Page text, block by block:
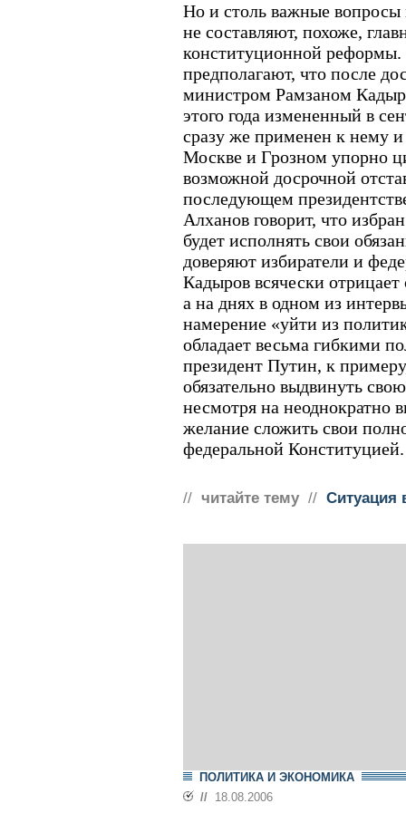
Но и столь важные вопросы
не составляют, похоже,
конституционной
предполагают, что после
министром Рамзаном
этого года измененный в
сразу же применен к нему
Москве и Грозном упорно
возможной досрочной
последующем
Алханов говорит, что
будет исполнять свои
доверяют избиратели и
Кадыров всячески
а на днях в одном из
намерение «уйти из
обладает весьма гибкими
президент Путин, к
обязательно выдвинуть
несмотря на неоднократно
желание сложить свои
федеральной Конституцией.
// читайте тему // Ситуация
ПОЛИТИКА И ЭКОНОМИКА
// 18.08.2006